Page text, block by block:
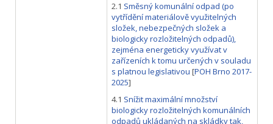
2.1 Směsný komunální odpad (po
vytřídění materiálově využitelných
složek, nebezpečných složek a
biologicky rozložitelných odpadů),
zejména energeticky využívat v
zařízeních k tomu určených v souladu
s platnou legislativou [POH Brno 2017-
2025]
4.1 Snížit maximální množství
biologicky rozložitelných komunálních
odpadů ukládaných na skládky tak,